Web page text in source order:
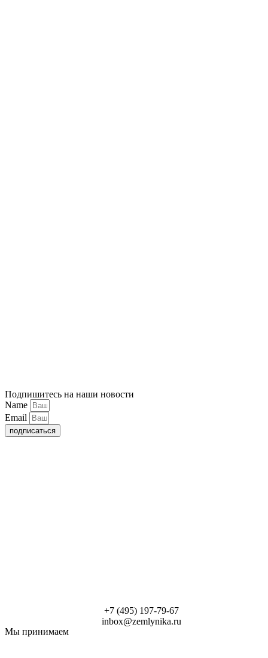
Подпишитесь на наши новости
Name
Email
подписаться
+7 (495) 197-79-67
inbox@zemlynika.ru
Мы принимаем